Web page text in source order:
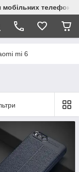
телефонів
mi 6